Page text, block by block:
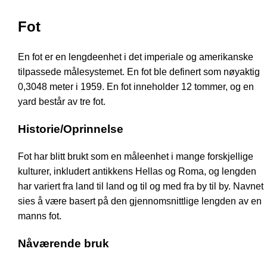
Fot
En fot er en lengdeenhet i det imperiale og amerikanske
tilpassede målesystemet. En fot ble definert som nøyaktig
0,3048 meter i 1959. En fot inneholder 12 tommer, og en
yard består av tre fot.
Historie/Oprinnelse
Fot har blitt brukt som en måleenhet i mange forskjellige
kulturer, inkludert antikkens Hellas og Roma, og lengden
har variert fra land til land og til og med fra by til by. Navnet
sies å være basert på den gjennomsnittlige lengden av en
manns fot.
Nåværende bruk